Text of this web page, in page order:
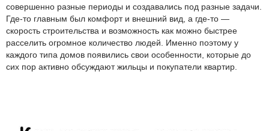
совершенно разные периоды и создавались под разные задачи.
Где-то главным был комфорт и внешний вид, а где-то —
скорость строительства и возможность как можно быстрее
расселить огромное количество людей. Именно поэтому у
каждого типа домов появились свои особенности, которые до
сих пор активно обсуждают жильцы и покупатели квартир.